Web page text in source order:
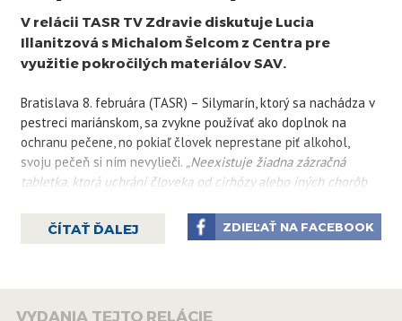
V relácii TASR TV Zdravie diskutuje Lucia
Illanitzová s Michalom Šelcom z Centra pre
využitie pokročilých materiálov SAV.
Bratislava 8. februára (TASR) – Silymarín, ktorý sa nachádza v
pestreci mariánskom, sa zvykne používať ako doplnok na
ochranu pečene, no pokiaľ človek neprestane piť alkohol,
svoju pečeň si ním nevylieči. „Neexistuje žiadna zázračná
tabletka, ktorá uchráni človeka od cirhózy alebo iných chorôb
Michal Šelc z Centra pre využitie pokročilých materiálov
Slovenskej akadémie vied (SAV).
ČÍTAŤ ĎALEJ ZDIEĽAŤ NA FACEBOOK
VYDANIA TEJTO RELÁCIE